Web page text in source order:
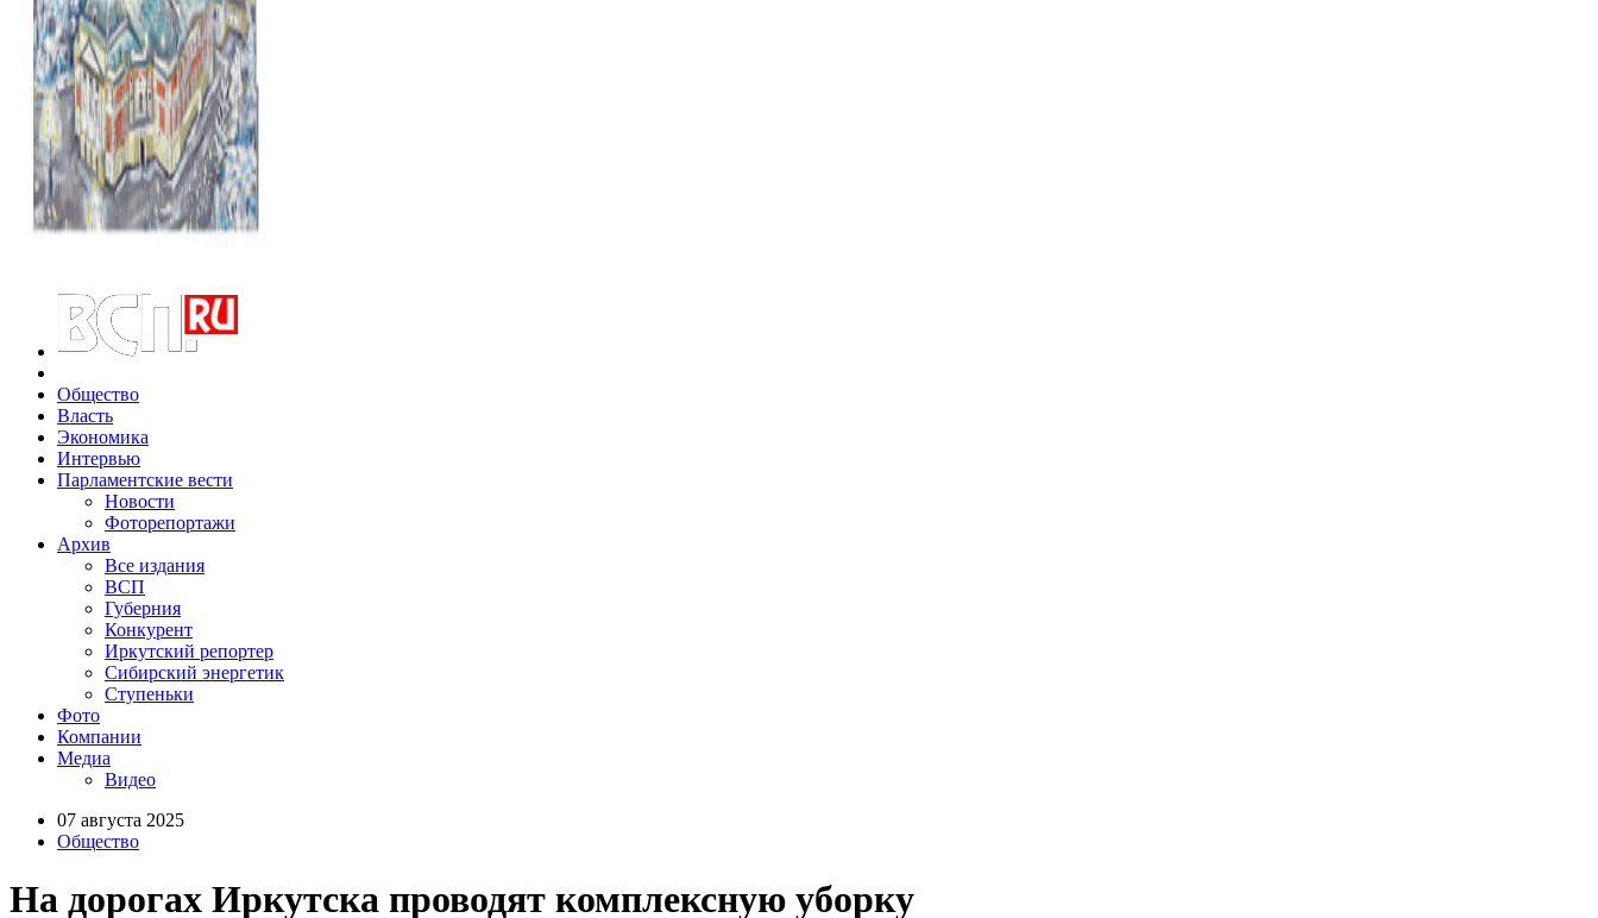
Общество
Власть
Экономика
Интервью
Парламентские вести
Новости
Фоторепортажи
Архив
Все издания
ВСП
Губерния
Конкурент
Иркутский репортер
Сибирский энергетик
Ступеньки
Фото
Компании
Медиа
Видео
07 августа 2025
Общество
На дорогах Иркутска проводят комплексную уборку